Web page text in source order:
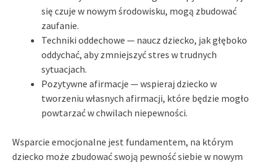
się czuje w nowym środowisku, mogą zbudować
zaufanie.
Techniki oddechowe — naucz dziecko, jak głęboko
oddychać, aby zmniejszyć stres w trudnych
sytuacjach.
Pozytywne afirmacje — wspieraj dziecko w
tworzeniu własnych afirmacji, które będzie mogło
powtarzać w chwilach niepewności.
Wsparcie emocjonalne jest fundamentem, na którym
dziecko może zbudować swoją pewność siebie w nowym